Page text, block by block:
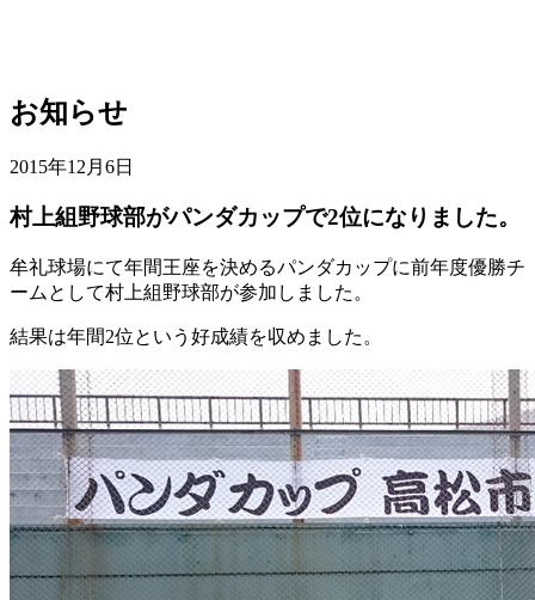
お知らせ
2015年12月6日
村上組野球部がパンダカップで2位になりました。
牟礼球場にて年間王座を決めるパンダカップに前年度優勝チ
ームとして村上組野球部が参加しました。
結果は年間2位という好成績を収めました。